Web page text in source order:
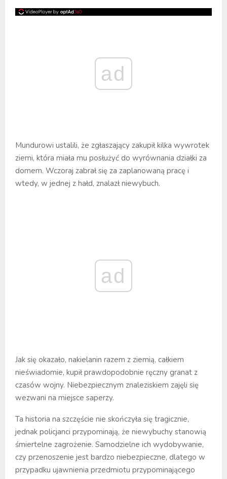
ad
Mundurowi ustalili, że zgłaszający zakupił kilka wywrotek
ziemi, która miała mu posłużyć do wyrównania działki za
domem. Wczoraj zabrał się za zaplanowaną pracę i
wtedy, w jednej z hałd, znalazł niewybuch.
ad
Jak się okazało, nakielanin razem z ziemią, całkiem
nieświadomie, kupił prawdopodobnie ręczny granat z
czasów wojny. Niebezpiecznym znaleziskiem zajęli się
wezwani na miejsce saperzy.
Ta historia na szczęście nie skończyła się tragicznie,
jednak policjanci przypominają, że niewybuchy stanowią
śmiertelne zagrożenie. Samodzielne ich wydobywanie,
czy przenoszenie jest bardzo niebezpieczne, dlatego w
przypadku ujawnienia przedmiotu przypominającego